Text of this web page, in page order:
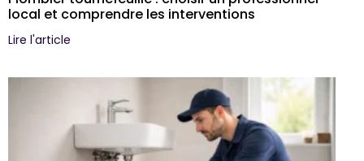
local et comprendre les interventions
Lire l'article